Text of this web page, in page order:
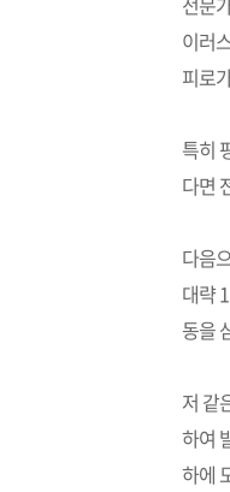
이러
피로
특히
다면
다음
대략
동을
저 같
하여
하에